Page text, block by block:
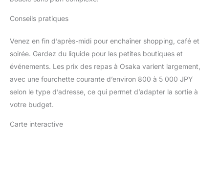
Conseils pratiques
Venez en fin d’après-midi pour enchaîner shopping, café et
soirée. Gardez du liquide pour les petites boutiques et
événements. Les prix des repas à Osaka varient largement,
avec une fourchette courante d’environ 800 à 5 000 JPY
selon le type d’adresse, ce qui permet d’adapter la sortie à
votre budget.
Carte interactive